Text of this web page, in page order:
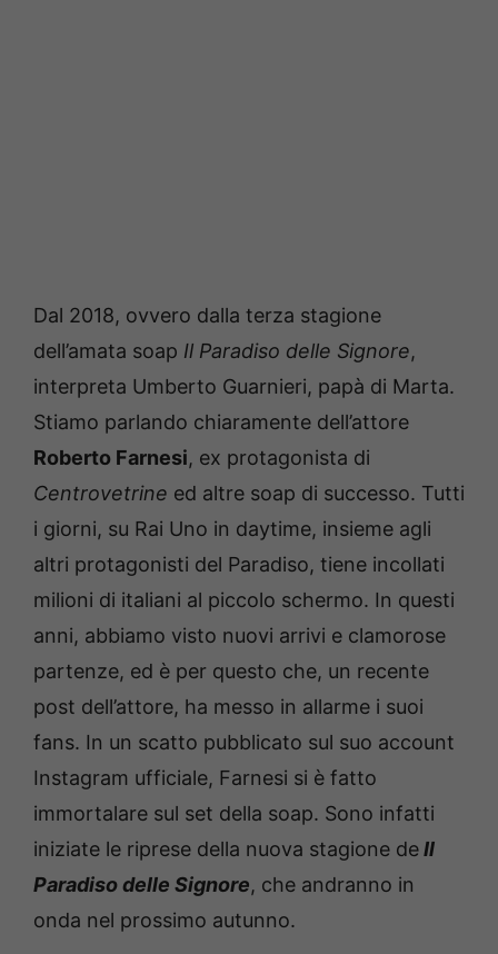
Dal 2018, ovvero dalla terza stagione
dell’amata soap Il Paradiso delle Signore,
interpreta Umberto Guarnieri, papà di Marta.
Stiamo parlando chiaramente dell’attore
Roberto Farnesi, ex protagonista di
Centrovetrine ed altre soap di successo. Tutti
i giorni, su Rai Uno in daytime, insieme agli
altri protagonisti del Paradiso, tiene incollati
milioni di italiani al piccolo schermo. In questi
anni, abbiamo visto nuovi arrivi e clamorose
partenze, ed è per questo che, un recente
post dell’attore, ha messo in allarme i suoi
fans. In un scatto pubblicato sul suo account
Instagram ufficiale, Farnesi si è fatto
immortalare sul set della soap. Sono infatti
iniziate le riprese della nuova stagione deIl
Paradiso delle Signore, che andranno in
onda nel prossimo autunno.